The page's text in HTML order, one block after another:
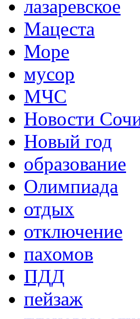
лазаревское
Мацеста
Море
мусор
МЧС
Новости
Новый год
образование
Олимпиада
отдых
отключение
пахомов
ПДД
пейзаж